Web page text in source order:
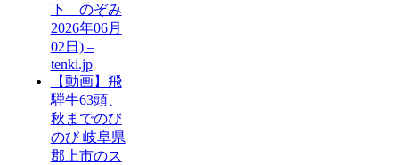
下 のぞみ
2026年06月
02日) –
tenki.jp
【動画】飛
騨牛63頭、
秋までのび
のび 岐阜県
郡上市のス